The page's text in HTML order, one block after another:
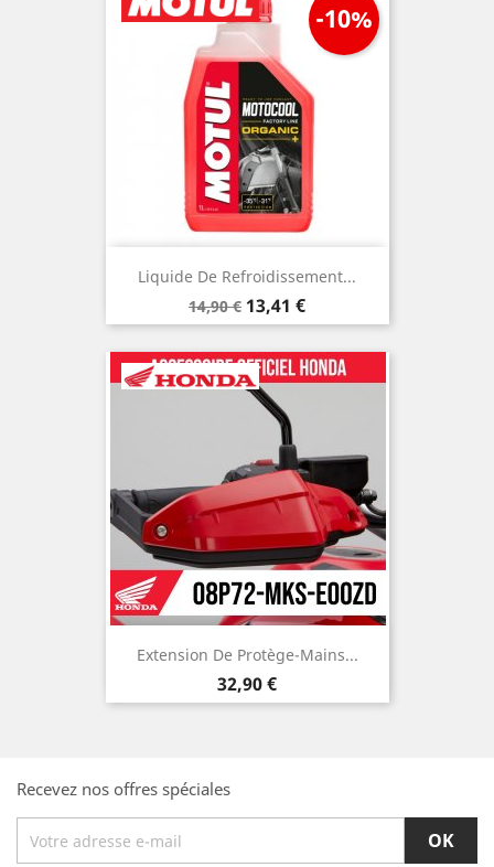
Liquide De Refroidissement...
Prix
de
base
14,90 €
-10%
Prix
13,41 €
Extension De Protège-Mains...
Prix
32,90 €
Recevez nos offres spéciales